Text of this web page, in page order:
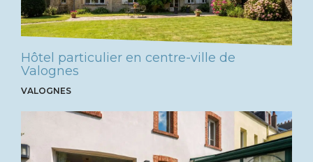
Hôtel particulier en centre-ville de
Valognes
VALOGNES